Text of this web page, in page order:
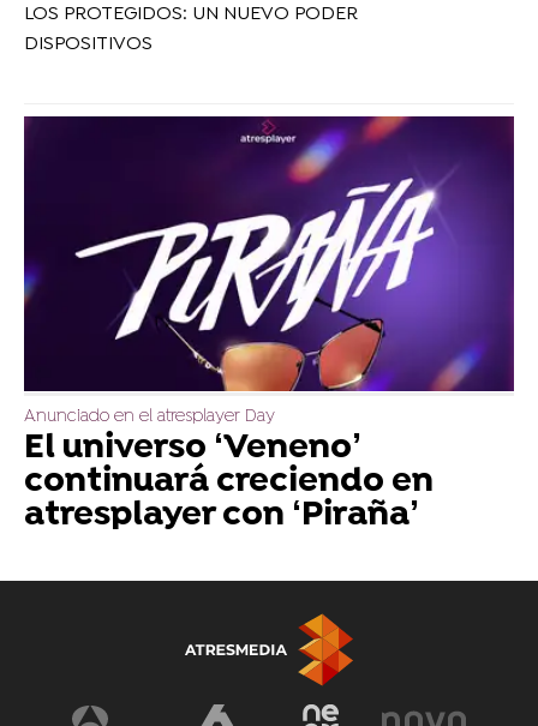
LOS PROTEGIDOS: UN NUEVO PODER
DISPOSITIVOS
Anunciado en el atresplayer Day
El universo ‘Veneno’
continuará creciendo en
atresplayer con ‘Piraña’